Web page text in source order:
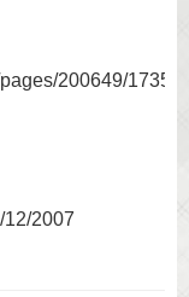
200649/
12/2007